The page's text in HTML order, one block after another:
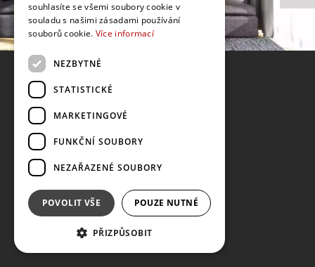
souhlasíte se všemi soubory cookie v
souladu s našimi zásadami používání
souborů cookie. Více informací
NEZBYTNÉ
STATISTICKÉ
MARKETINGOVÉ
FUNKČNÍ SOUBORY
NEZAŘAZENÉ SOUBORY
POVOLIT VŠE POUZE NUTNÉ
PŘIZPŮSOBIT